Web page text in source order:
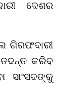
ଦେଶର
ଗିରଫଦାରୀ
କରିବ
ସାଂସଦଙ୍କୁ